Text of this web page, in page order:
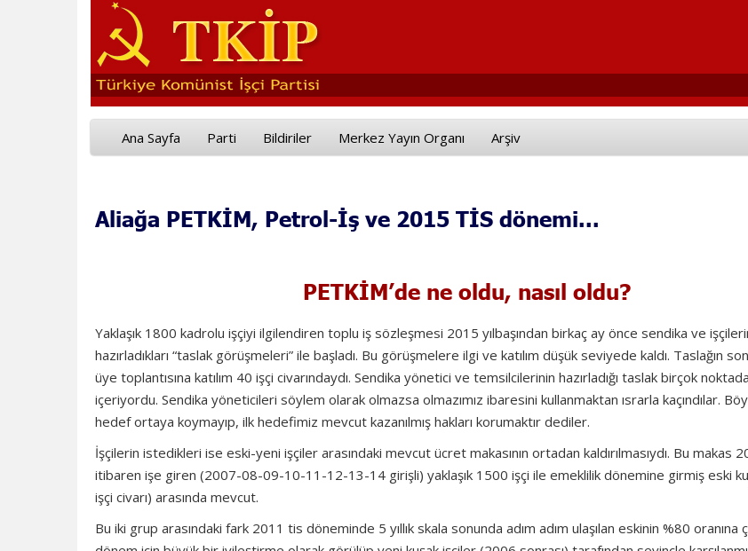
Ana Sayfa Parti Bildiriler Merkez Yayın Organı Arşiv
Aliağa PETKİM, Petrol-İş ve 2015 TİS dönemi...
PETKİM’de ne oldu, nasıl oldu?
Yaklaşık 1800 kadrolu işçiyi ilgilendiren toplu iş sözleşmesi 2015 yılbaşından birkaç ay önce sendika ve
hazırladıkları “taslak görüşmeleri” ile başladı. Bu görüşmelere ilgi ve katılım düşük seviyede kaldı. Taslağın son
üye toplantısına katılım 40 işçi civarındaydı. Sendika yönetici ve temsilcilerinin hazırladığı taslak birçok
içeriyordu. Sendika yöneticileri söylem olarak olmazsa olmazımız ibaresini kullanmaktan ısrarla kaçındılar.
hedef ortaya koymayıp, ilk hedefimiz mevcut kazanılmış hakları korumaktır dediler.
İşçilerin istedikleri ise eski-yeni işçiler arasındaki mevcut ücret makasının ortadan kaldırılmasıydı. Bu makas
itibaren işe giren (2007-08-09-10-11-12-13-14 girişli) yaklaşık 1500 işçi ile emeklilik dönemine girmiş eski
işçi civarı) arasında mevcut.
Bu iki grup arasındaki fark 2011 tis döneminde 5 yıllık skala sonunda adım adım ulaşılan eskinin %80 oranına